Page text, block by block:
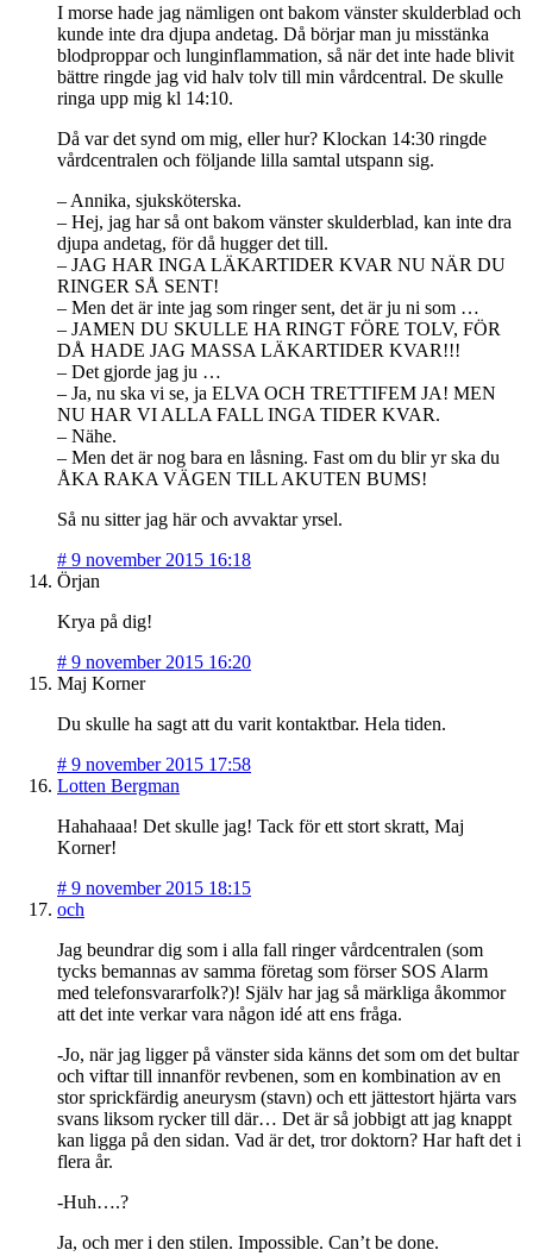
I morse hade jag nämligen ont bakom vänster skulderblad och
kunde inte dra djupa andetag. Då börjar man ju misstänka
blodproppar och lunginflammation, så när det inte hade blivit
bättre ringde jag vid halv tolv till min vårdcentral. De skulle
ringa upp mig kl 14:10.
Då var det synd om mig, eller hur? Klockan 14:30 ringde
vårdcentralen och följande lilla samtal utspann sig.
– Annika, sjuksköterska.
– Hej, jag har så ont bakom vänster skulderblad, kan inte dra
djupa andetag, för då hugger det till.
– JAG HAR INGA LÄKARTIDER KVAR NU NÄR DU
RINGER SÅ SENT!
– Men det är inte jag som ringer sent, det är ju ni som …
– JAMEN DU SKULLE HA RINGT FÖRE TOLV, FÖR
DÅ HADE JAG MASSA LÄKARTIDER KVAR!!!
– Det gjorde jag ju …
– Ja, nu ska vi se, ja ELVA OCH TRETTIFEM JA! MEN
NU HAR VI ALLA FALL INGA TIDER KVAR.
– Nähe.
– Men det är nog bara en låsning. Fast om du blir yr ska du
ÅKA RAKA VÄGEN TILL AKUTEN BUMS!
Så nu sitter jag här och avvaktar yrsel.
# 9 november 2015 16:18
Örjan
Krya på dig!
# 9 november 2015 16:20
Maj Korner
Du skulle ha sagt att du varit kontaktbar. Hela tiden.
# 9 november 2015 17:58
Lotten Bergman
Hahahaaa! Det skulle jag! Tack för ett stort skratt, Maj
Korner!
# 9 november 2015 18:15
och
Jag beundrar dig som i alla fall ringer vårdcentralen (som
tycks bemannas av samma företag som förser SOS Alarm
med telefonsvararfolk?)! Själv har jag så märkliga åkommor
att det inte verkar vara någon idé att ens fråga.
-Jo, när jag ligger på vänster sida känns det som om det bultar
och viftar till innanför revbenen, som en kombination av en
stor sprickfärdig aneurysm (stavn) och ett jättestort hjärta vars
svans liksom rycker till där… Det är så jobbigt att jag knappt
kan ligga på den sidan. Vad är det, tror doktorn? Har haft det i
flera år.
-Huh….?
Ja, och mer i den stilen. Impossible. Can’t be done.